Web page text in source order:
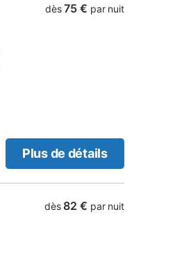
dès 75 € par nuit
Plus de détails
dès 82 € par nuit